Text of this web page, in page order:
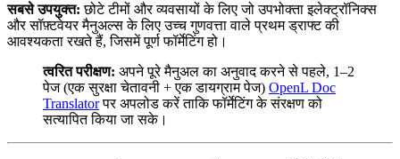
सबसे उपयुक्त: छोटे टीमों और व्यवसायों के लिए जो उपभोक्ता इलेक्ट्रॉनिक्स
और सॉफ़्टवेयर मैनुअल्स के लिए उच्च गुणवत्ता वाले प्रथम ड्राफ्ट की
आवश्यकता रखते हैं, जिसमें पूर्ण फॉर्मेटिंग हो।
त्वरित परीक्षण: अपने पूरे मैनुअल का अनुवाद करने से पहले, 1–2
पेज (एक सुरक्षा चेतावनी + एक डायग्राम पेज) OpenL Doc
Translatorपर अपलोड करें ताकि फॉर्मेटिंग के संरक्षण को
सत्यापित किया जा सके।